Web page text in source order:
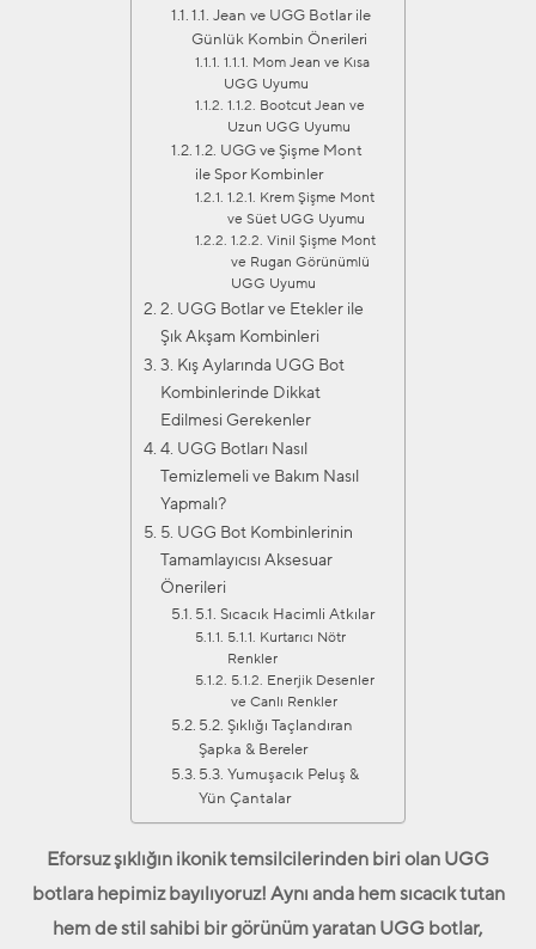
1.1. Jean ve UGG Botlar ile
Günlük Kombin Önerileri
1.1.1. Mom Jean ve Kısa
UGG Uyumu
1.1.2. Bootcut Jean ve
Uzun UGG Uyumu
1.2. UGG ve Şişme Mont
ile Spor Kombinler
1.2.1. Krem Şişme Mont
ve Süet UGG Uyumu
1.2.2. Vinil Şişme Mont
ve Rugan Görünümlü
UGG Uyumu
2. UGG Botlar ve Etekler ile
Şık Akşam Kombinleri
3. Kış Aylarında UGG Bot
Kombinlerinde Dikkat
Edilmesi Gerekenler
4. UGG Botları Nasıl
Temizlemeli ve Bakım Nasıl
Yapmalı?
5. UGG Bot Kombinlerinin
Tamamlayıcısı Aksesuar
Önerileri
5.1. Sıcacık Hacimli Atkılar
5.1.1. Kurtarıcı Nötr
Renkler
5.1.2. Enerjik Desenler
ve Canlı Renkler
5.2. Şıklığı Taçlandıran
Şapka & Bereler
5.3. Yumuşacık Peluş &
Yün Çantalar
Eforsuz şıklığın ikonik temsilcilerinden biri olan UGG
botlara hepimiz bayılıyoruz! Aynı anda hem sıcacık tutan
hem de stil sahibi bir görünüm yaratan UGG botlar,